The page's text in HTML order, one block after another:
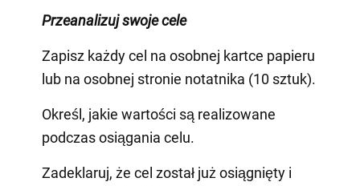
Przeanalizuj swoje cele
Zapisz każdy cel na osobnej kartce papieru
lub na osobnej stronie notatnika (10 sztuk).
Określ, jakie wartości są realizowane
podczas osiągania celu.
Zadeklaruj, że cel został już osiągnięty i